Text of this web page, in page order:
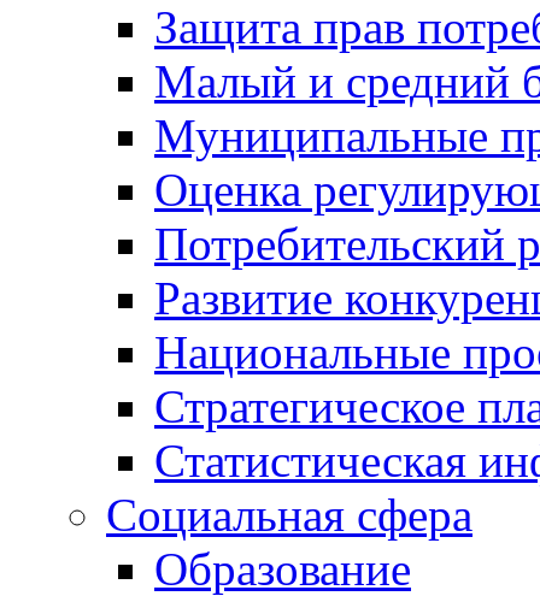
Защита прав
Малый и средний
Муниципальные
Оценка
Потребительский
Развитие
Национальные
Стратегическое
Статистическая
Социальная сфера
Образование